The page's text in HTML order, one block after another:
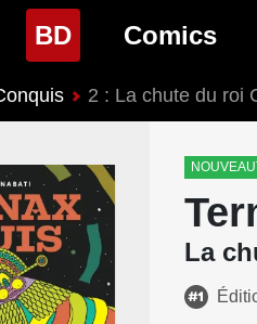
BD(page courante)
Nouveautés BD
Prochaines sorties BD
Genres BD
Comics
Nouveautés
Prochaines
Genres
2 : La chute du roi
La